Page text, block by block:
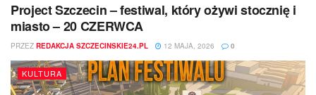
Project Szczecin – festiwal, który ożywi stocznię i
miasto – 20 CZERWCA
PRZEZ REDAKCJA SZCZECINSKIE24.PL 12 MAJA, 2026 0
KULTURA